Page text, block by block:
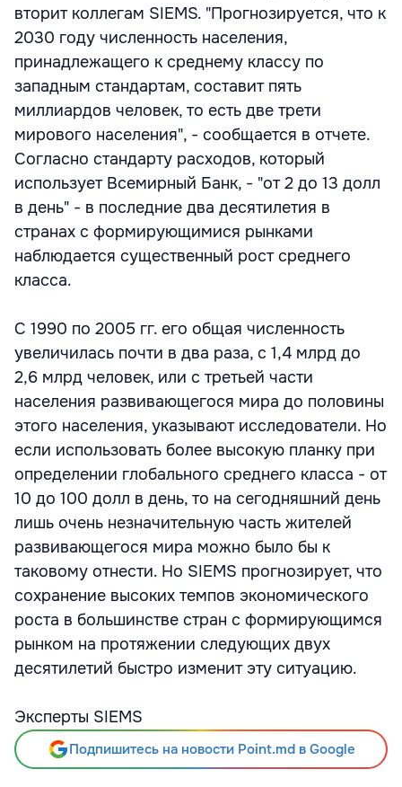
вторит коллегам SIEMS. "Прогнозируется, что к
2030 году численность населения,
принадлежащего к среднему классу по
западным стандартам, составит пять
миллиардов человек, то есть две трети
мирового населения", - сообщается в отчете.
Согласно стандарту расходов, который
использует Всемирный Банк, - "от 2 до 13 долл
в день" - в последние два десятилетия в
странах с формирующимися рынками
наблюдается существенный рост среднего
класса.
С 1990 по 2005 гг. его общая численность
увеличилась почти в два раза, с 1,4 млрд до
2,6 млрд человек, или с третьей части
населения развивающегося мира до половины
этого населения, указывают исследователи. Но
если использовать более высокую планку при
определении глобального среднего класса - от
10 до 100 долл в день, то на сегодняшний день
лишь очень незначительную часть жителей
развивающегося мира можно было бы к
таковому отнести. Но SIEMS прогнозирует, что
сохранение высоких темпов экономического
роста в большинстве стран с формирующимся
рынком на протяжении следующих двух
десятилетий быстро изменит эту ситуацию.
Эксперты SIEMS
Подпишитесь на новости Point.md в Google